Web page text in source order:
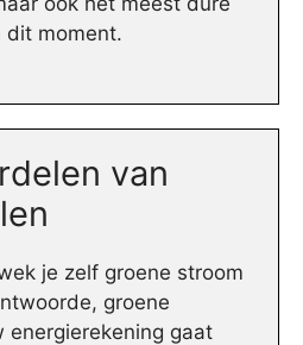
dit moment.
van
je zelf groene stroom
groene
energierekening gaat